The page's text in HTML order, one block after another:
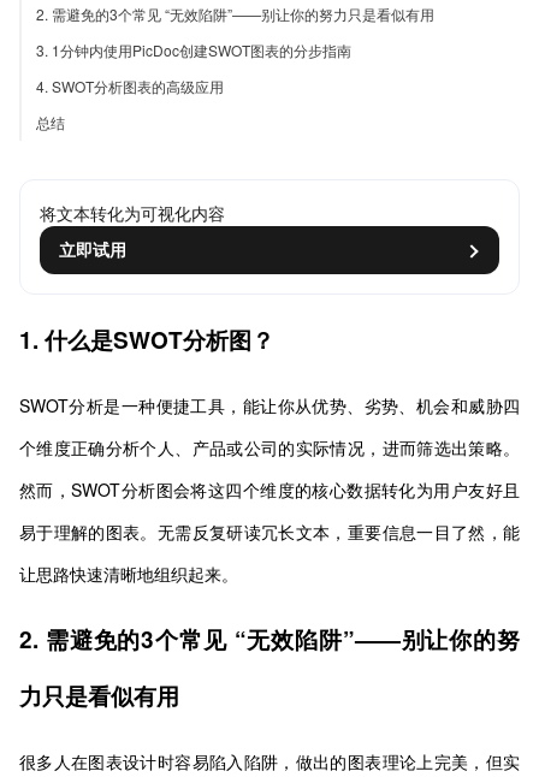
2. 需避免的3个常见 “无效陷阱”——别让你的努力只是看似有用
3. 1分钟内使用PicDoc创建SWOT图表的分步指南
4. SWOT分析图表的高级应用
总结
将文本转化为可视化内容
立即试用
1. 什么是SWOT分析图？
SWOT分析是一种便捷工具，能让你从优势、劣势、机会和威胁四
个维度正确分析个人、产品或公司的实际情况，进而筛选出策略。
然而，SWOT分析图会将这四个维度的核心数据转化为用户友好且
易于理解的图表。无需反复研读冗长文本，重要信息一目了然，能
让思路快速清晰地组织起来。
2. 需避免的3个常见 “无效陷阱”——别让你的努
力只是看似有用
很多人在图表设计时容易陷入陷阱，做出的图表理论上完美，但实